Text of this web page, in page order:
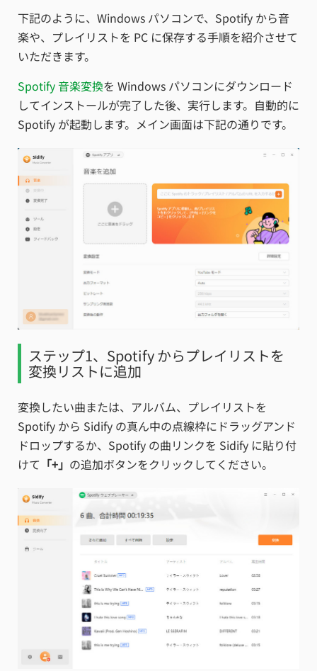
下記のように、Windows パソコンで、Spotify から音
楽や、プレイリストを PC に保存する手順を紹介させて
いただきます。
Spotify 音楽変換を Windows パソコンにダウンロード
してインストールが完了した後、実行します。自動的に
Spotify が起動します。メイン画面は下記の通りです。
ステップ1、Spotify からプレイリストを
変換リストに追加
変換したい曲または、アルバム、プレイリストを
Spotify から Sidify の真ん中の点線枠にドラッグアンド
ドロップするか、Spotify の曲リンクを Sidify に貼り付
けて 「+」 の追加ボタンをクリックしてください。